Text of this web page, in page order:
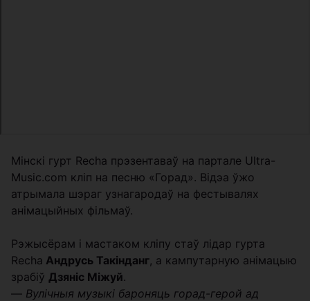
Мінскі гурт Recha прэзентаваў на партале Ultra-
Music.com кліп на песню «Горад». Відэа ўжо
атрымала шэраг узнагародаў на фестывалях
анімацыйных фільмаў.
Рэжысёрам і мастаком кліпу стаў лідар гурта
Recha Андрусь Такінданг, а кампутарную анімацыю
зрабіў Дзяніс Міжуй.
— Вулічныя музыкі бароняць горад-герой ад